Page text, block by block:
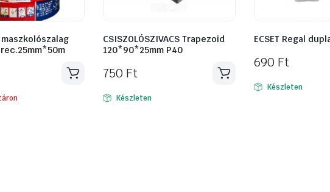
CSISZOLÓSZIVACS Trapezoid
120*90*25mm P40
750 Ft
Készleten
ECSET Regal
690 Ft
Készleten